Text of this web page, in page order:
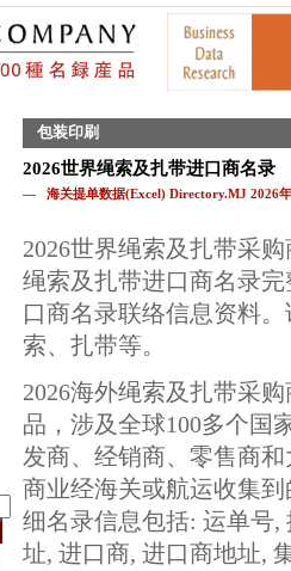
包装印刷
2026世界绳索及扎带进口商名录
— 海关提单数据(Excel) Directory.MJ 2026
2026世界绳索及扎带采
绳索及扎带进口商名录
口商名录联络信息资料
索、扎带等。
2026海外绳索及扎带采
品，涉及全球100多个国
发商、经销商、零售商
商业经海关或航运收集
细名录信息包括: 运单号,
址, 进口商, 进口商地址,